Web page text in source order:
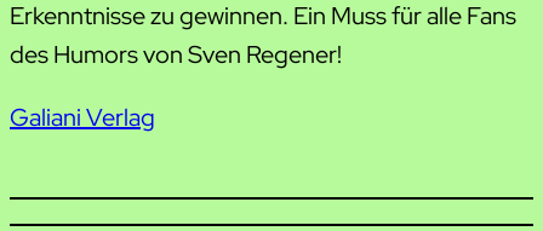
Erkenntnisse zu gewinnen. Ein Muss für alle Fans
des Humors von Sven Regener!
Galiani Verlag